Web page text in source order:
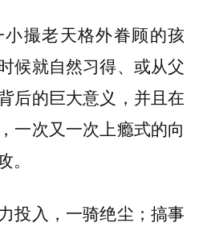
撮老天格外眷顾的孩
候就自然习得、或从父
后的巨大意义，并且在
一次又一次上瘾式的向
投入，一骑绝尘；搞事